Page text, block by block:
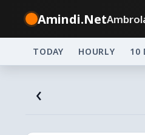
Amindi.Net
TODAY HOURLY 10
‹